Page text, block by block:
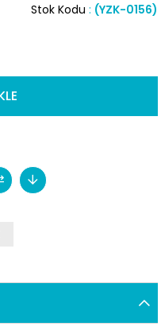
(YZK-0156)
Stok Kodu